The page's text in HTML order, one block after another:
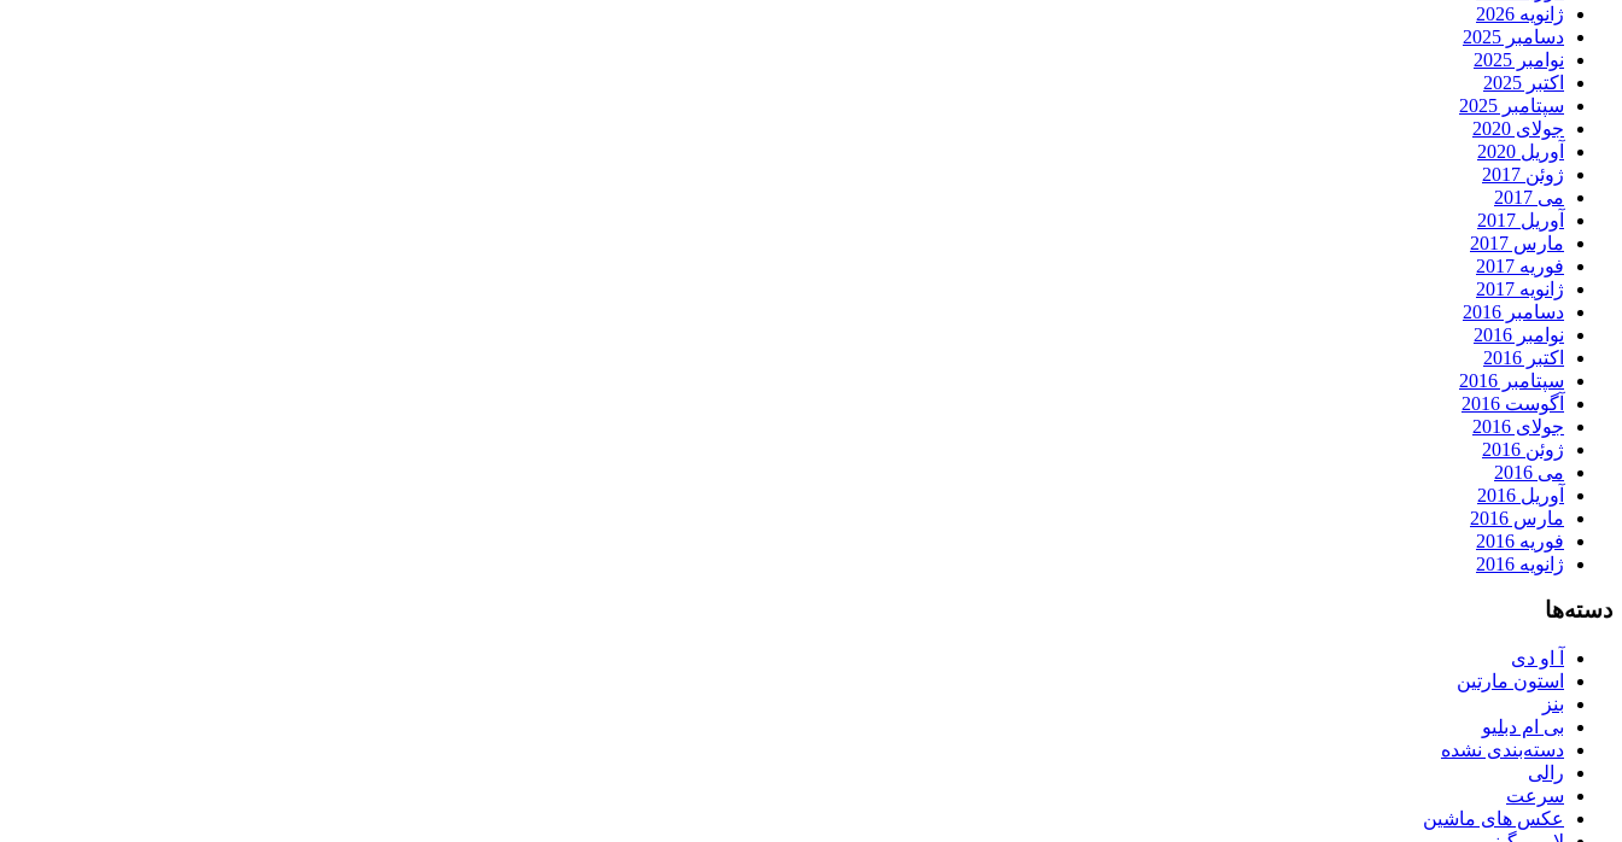
ژانویه 2026
دسامبر 2025
نوامبر 2025
اکتبر 2025
سپتامبر 2025
جولای 2020
آوریل 2020
ژوئن 2017
می 2017
آوریل 2017
مارس 2017
فوریه 2017
ژانویه 2017
دسامبر 2016
نوامبر 2016
اکتبر 2016
سپتامبر 2016
آگوست 2016
جولای 2016
ژوئن 2016
می 2016
آوریل 2016
مارس 2016
فوریه 2016
ژانویه 2016
دسته‌ها
آ او دی
استون مارتین
بنز
بی ام دبلیو
دسته‌بندی نشده
رالی
سرعت
عکس های ماشین